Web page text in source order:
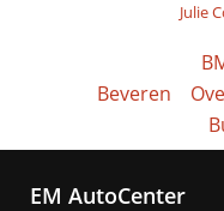
Julie
Beveren
EM AutoCenter